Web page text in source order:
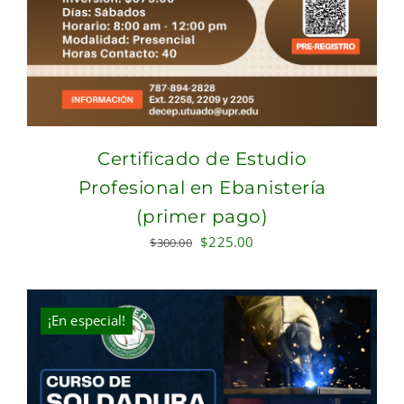
Certificado de Estudio
Profesional en Ebanistería
(primer pago)
$300.00 Original
was:
$300.00.
$225.00
is:
$225.00.
¡En especial!